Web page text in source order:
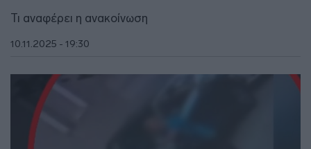
Τι αναφέρει η ανακοίνωση
10.11.2025 - 19:30